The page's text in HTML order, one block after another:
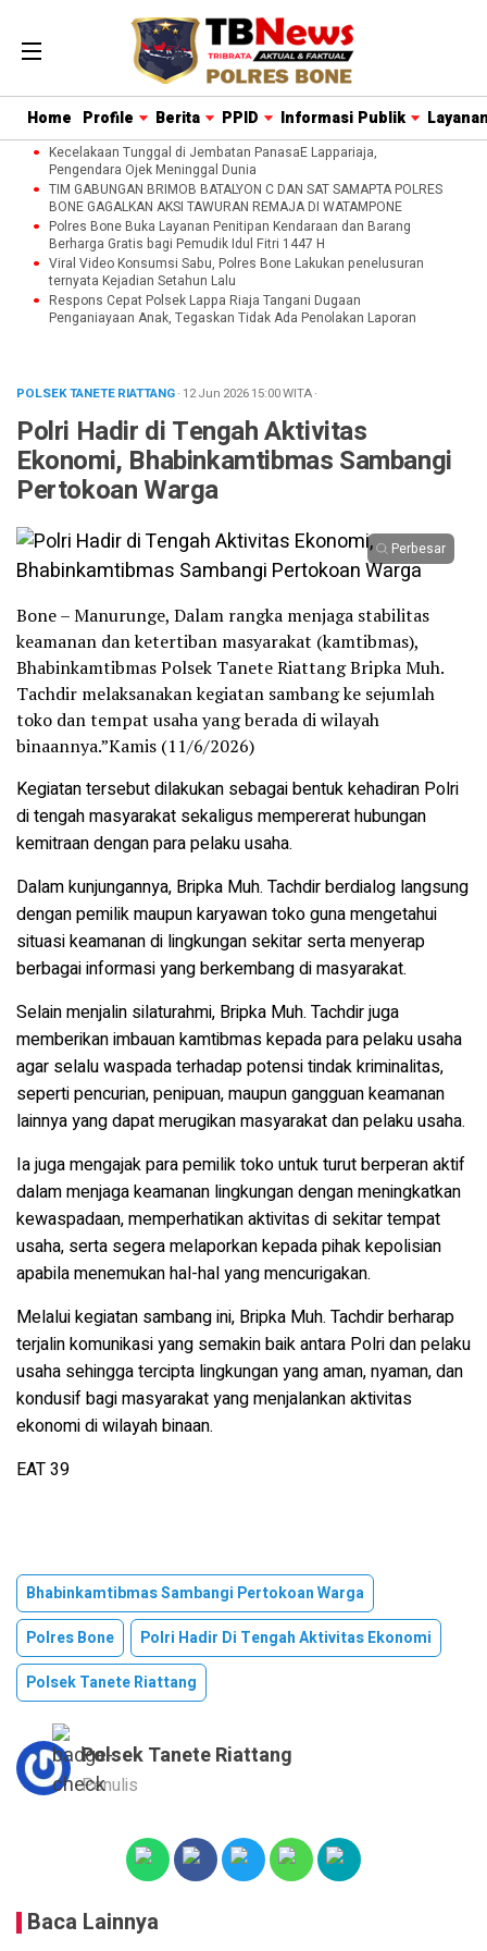
Home Profile Berita PPID Informasi Publik
Kecelakaan Tunggal di Jembatan PanasaE Lappariaja,
Pengendara Ojek Meninggal Dunia
TIM GABUNGAN BRIMOB BATALYON C DAN SAT SAMAPTA POLRES
BONE GAGALKAN AKSI TAWURAN REMAJA DI WATAMPONE
Polres Bone Buka Layanan Penitipan Kendaraan dan Barang
Berharga Gratis bagi Pemudik Idul Fitri 1447 H
Viral Video Konsumsi Sabu, Polres Bone Lakukan penelusuran
ternyata Kejadian Setahun Lalu
Respons Cepat Polsek Lappa Riaja Tangani Dugaan
Penganiayaan Anak, Tegaskan Tidak Ada Penolakan Laporan
POLSEK TANETE RIATTANG· 12 Jun 202615:00WITA·
Polri Hadir di Tengah Aktivitas
Ekonomi, Bhabinkamtibmas Sambangi
Pertokoan Warga
Perbesar
Bone – Manurunge, Dalam rangka menjaga stabilitas
keamanan dan ketertiban masyarakat (kamtibmas),
Bhabinkamtibmas Polsek Tanete Riattang Bripka Muh.
Tachdir melaksanakan kegiatan sambang ke sejumlah
toko dan tempat usaha yang berada di wilayah
binaannya.”Kamis (11/6/2026)
Kegiatan tersebut dilakukan sebagai bentuk kehadiran Polri
di tengah masyarakat sekaligus mempererat hubungan
kemitraan dengan para pelaku usaha.
Dalam kunjungannya, Bripka Muh. Tachdir berdialog langsung
dengan pemilik maupun karyawan toko guna mengetahui
situasi keamanan di lingkungan sekitar serta menyerap
berbagai informasi yang berkembang di masyarakat.
Selain menjalin silaturahmi, Bripka Muh. Tachdir juga
memberikan imbauan kamtibmas kepada para pelaku usaha
agar selalu waspada terhadap potensi tindak kriminalitas,
seperti pencurian, penipuan, maupun gangguan keamanan
lainnya yang dapat merugikan masyarakat dan pelaku usaha.
Ia juga mengajak para pemilik toko untuk turut berperan aktif
dalam menjaga keamanan lingkungan dengan meningkatkan
kewaspadaan, memperhatikan aktivitas di sekitar tempat
usaha, serta segera melaporkan kepada pihak kepolisian
apabila menemukan hal-hal yang mencurigakan.
Melalui kegiatan sambang ini, Bripka Muh. Tachdir berharap
terjalin komunikasi yang semakin baik antara Polri dan pelaku
usaha sehingga tercipta lingkungan yang aman, nyaman, dan
kondusif bagi masyarakat yang menjalankan aktivitas
ekonomi di wilayah binaan.
EAT 39
Bhabinkamtibmas Sambangi Pertokoan Warga
Polres Bone
Polri Hadir Di Tengah Aktivitas Ekonomi
Polsek Tanete Riattang
Polsek Tanete Riattang
Penulis
Baca Lainnya